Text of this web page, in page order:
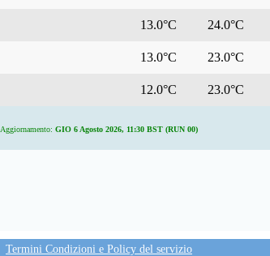
13.0°C 24.0°C
13.0°C 23.0°C
12.0°C 23.0°C
Aggiornamento: GIO 6 Agosto 2026, 11:30 BST (RUN 00)
Termini Condizioni e Policy del servizio